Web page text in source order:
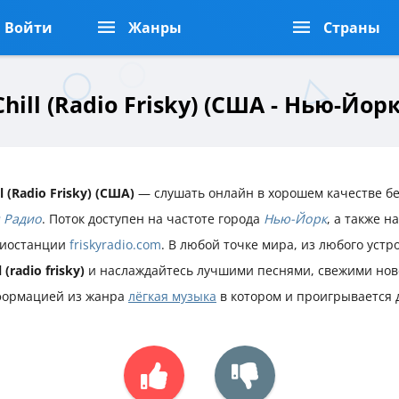
Войти Жанры Страны
(Radio Frisky) (США - Нью-
(Radio Frisky) (США) — слушать онлайн в хорошем качестве
Радио. Поток доступен на частоте города Нью-Йорк, а также
friskyradio.com. В любой точке мира, из любого
(radio frisky) и наслаждайтесь лучшими песнями, свежими
из жанра лёгкая музыка в котором и проигрывается